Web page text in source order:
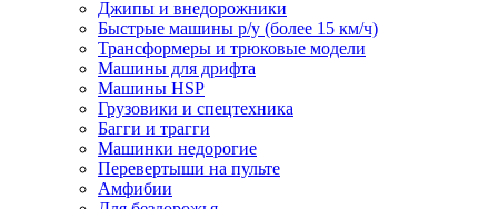
Джипы и внедорожники
Быстрые машины р/у (более 15 км/ч)
Трансформеры и трюковые модели
Машины для дрифта
Машины HSP
Грузовики и спецтехника
Багги и трагги
Машинки недорогие
Перевертыши на пульте
Амфибии